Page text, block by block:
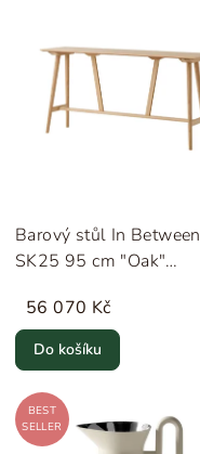
Barový stůl In Between
SK25 95 cm "Oak"
56 070 Kč
Do košíku
BEST
SELLER